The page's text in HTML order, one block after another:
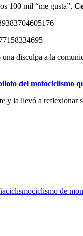
100 mil “me gusta”,
disculpa a la
del motociclismo
y la llevó a
ciclismociclismo de